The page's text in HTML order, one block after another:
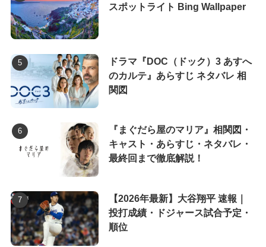
スポットライト Bing Wallpaper
ドラマ『DOC（ドック）3 あすへ
のカルテ』あらすじ ネタバレ 相
関図
『まぐだら屋のマリア』相関図・
キャスト・あらすじ・ネタバレ・
最終回まで徹底解説！
【2026年最新】大谷翔平 速報｜
投打成績・ドジャース試合予定・
順位